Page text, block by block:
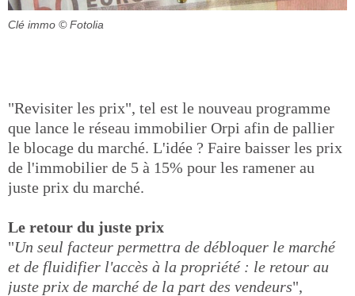
Clé immo © Fotolia
"Revisiter les prix", tel est le nouveau programme
que lance le réseau immobilier Orpi afin de pallier
le blocage du marché. L'idée ? Faire baisser les prix
de l'immobilier de 5 à 15% pour les ramener au
juste prix du marché.
Le retour du juste prix
"Un seul facteur permettra de débloquer le marché
et de fluidifier l'accès à la propriété : le retour au
juste prix de marché de la part des vendeurs",